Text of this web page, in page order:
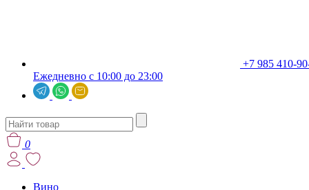
+7 985 410-
Ежедневно с 10:00 до 23:00
0
Вино